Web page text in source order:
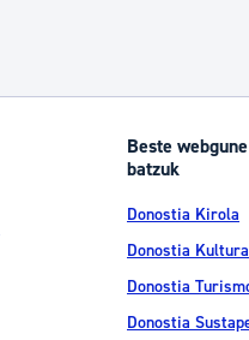
Beste
batzuk
Donostia Kirola
Donostia Kultura
Donostia
Donostia